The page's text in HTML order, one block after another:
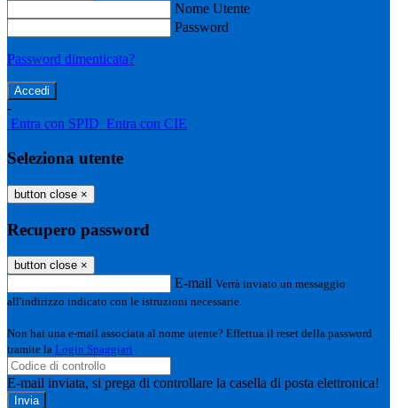
Nome Utente
Password
Password dimenticata?
-
Entra con SPID Entra con CIE
Seleziona utente
button close ×
Recupero password
button close ×
E-mail Verrà inviato un messaggio
all'indirizzo indicato con le istruzioni necessarie.
Non hai una e-mail associata al nome utente? Effettua il reset della password
tramite la Login Spaggiari
E-mail inviata, si prega di controllare la casella di posta elettronica!